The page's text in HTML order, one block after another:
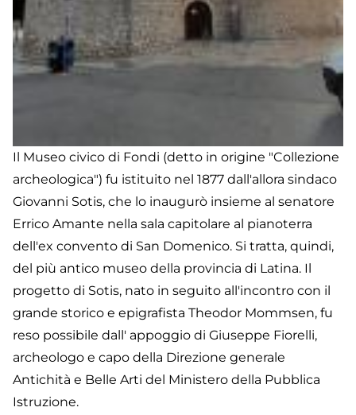
Il Museo civico di Fondi (detto in origine "Collezione
archeologica") fu istituito nel 1877 dall'allora sindaco
Giovanni Sotis, che lo inaugurò insieme al senatore
Errico Amante nella sala capitolare al pianoterra
dell'ex convento di San Domenico. Si tratta, quindi,
del più antico museo della provincia di Latina. Il
progetto di Sotis, nato in seguito all'incontro con il
grande storico e epigrafista Theodor Mommsen, fu
reso possibile dall' appoggio di Giuseppe Fiorelli,
archeologo e capo della Direzione generale
Antichità e Belle Arti del Ministero della Pubblica
Istruzione.